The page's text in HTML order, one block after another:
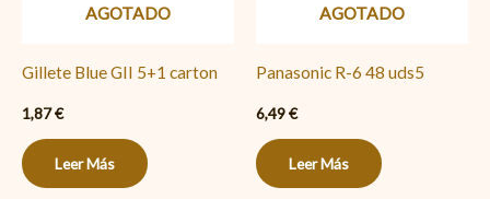
AGOTADO
Gillete Blue GII 5+1 carton
1,87€
Leer Más
AGOTADO
Panasonic R-6 48 uds5
6,49€
Leer Más